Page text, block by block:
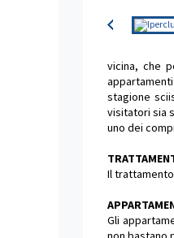
vicina, che
stagione
visitatori sia
uno dei
Il
Gli